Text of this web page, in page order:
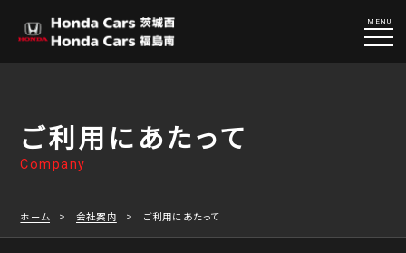
MENU
Company
ご利用にあたって
ホーム 会社案内 ご利用にあたって